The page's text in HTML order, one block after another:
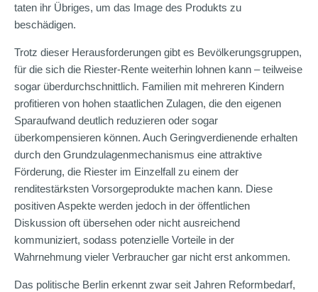
taten ihr Übriges, um das Image des Produkts zu
beschädigen.
Trotz dieser Herausforderungen gibt es Bevölkerungsgruppen,
für die sich die Riester-Rente weiterhin lohnen kann – teilweise
sogar überdurchschnittlich. Familien mit mehreren Kindern
profitieren von hohen staatlichen Zulagen, die den eigenen
Sparaufwand deutlich reduzieren oder sogar
überkompensieren können. Auch Geringverdienende erhalten
durch den Grundzulagenmechanismus eine attraktive
Förderung, die Riester im Einzelfall zu einem der
renditestärksten Vorsorgeprodukte machen kann. Diese
positiven Aspekte werden jedoch in der öffentlichen
Diskussion oft übersehen oder nicht ausreichend
kommuniziert, sodass potenzielle Vorteile in der
Wahrnehmung vieler Verbraucher gar nicht erst ankommen.
Das politische Berlin erkennt zwar seit Jahren Reformbedarf,